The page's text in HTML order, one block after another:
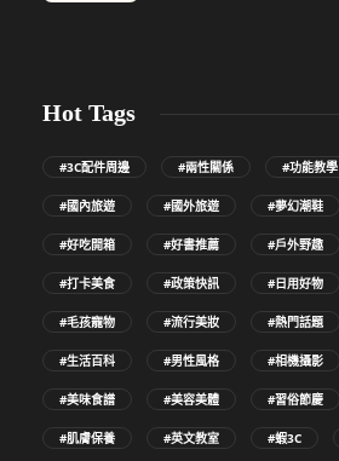
Hot Tags
#3C配件周邊 #兩性關係 #功能教學
#國內旅遊 #國外旅遊 #夢幻潮鞋
#好吃開箱 #好書推薦 #戶外野趣
#打卡美食 #政策快訊 #日用好物
#毛孩寵物 #流行美妝 #熱門話題
#生活百科 #男性風格 #相機攝影
#美味食譜 #美容美體 #習俗節慶
#肌膚保養 #英文教室 #蝦3C